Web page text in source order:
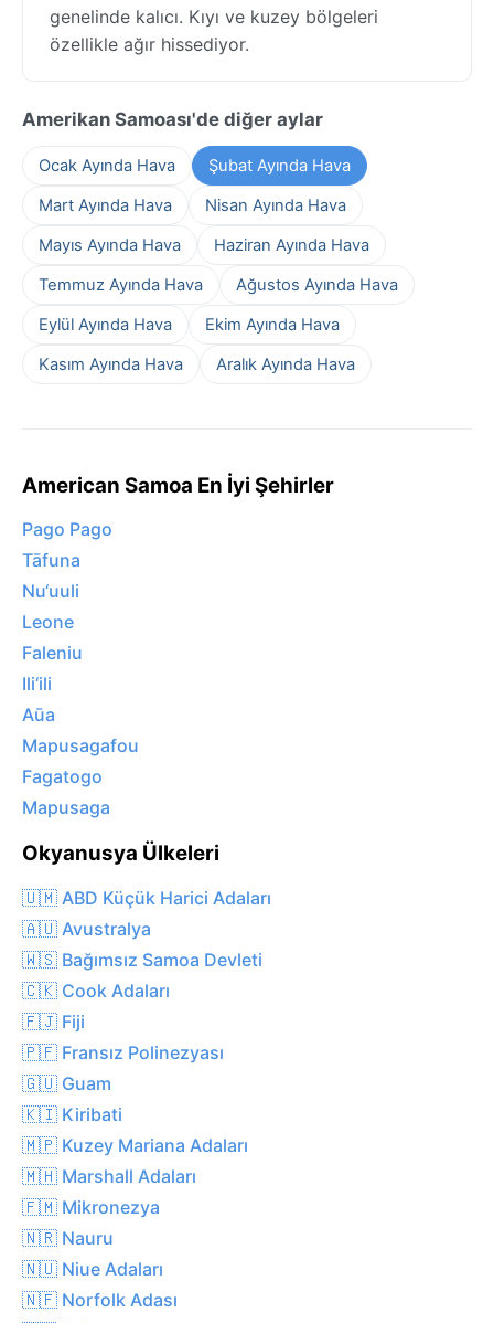
genelinde kalıcı. Kıyı ve kuzey bölgeleri
özellikle ağır hissediyor.
Amerikan Samoası'de diğer aylar
Ocak Ayında Hava
Şubat Ayında Hava
Mart Ayında Hava
Nisan Ayında Hava
Mayıs Ayında Hava
Haziran Ayında Hava
Temmuz Ayında Hava
Ağustos Ayında Hava
Eylül Ayında Hava
Ekim Ayında Hava
Kasım Ayında Hava
Aralık Ayında Hava
American Samoa En İyi Şehirler
Pago Pago
Tāfuna
Nu‘uuli
Leone
Faleniu
Ili‘ili
Aūa
Mapusagafou
Fagatogo
Mapusaga
Okyanusya Ülkeleri
🇺🇲 ABD Küçük Harici Adaları
🇦🇺 Avustralya
🇼🇸 Bağımsız Samoa Devleti
🇨🇰 Cook Adaları
🇫🇯 Fiji
🇵🇫 Fransız Polinezyası
🇬🇺 Guam
🇰🇮 Kiribati
🇲🇵 Kuzey Mariana Adaları
🇲🇭 Marshall Adaları
🇫🇲 Mikronezya
🇳🇷 Nauru
🇳🇺 Niue Adaları
🇳🇫 Norfolk Adası